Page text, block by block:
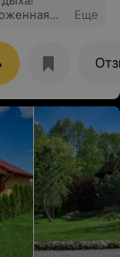
очень
Еще